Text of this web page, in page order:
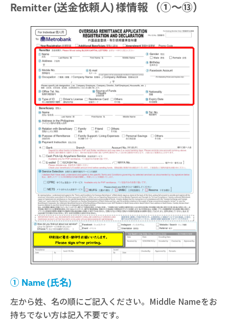
Remitter (送金依頼人) 様情報 （①～⑬）
① Name (氏名)
左から姓、名の順にご記入ください。Middle Nameをお
持ちでない方は記入不要です。